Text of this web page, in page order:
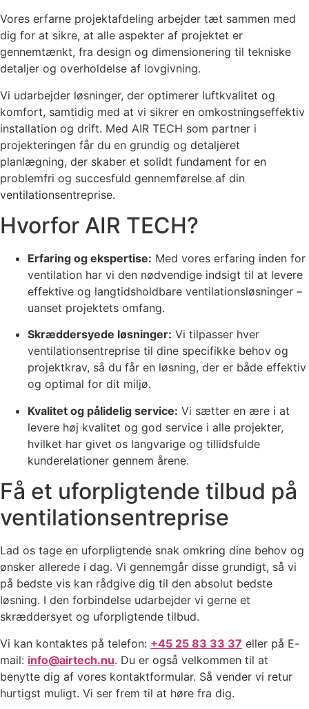
Vores erfarne projektafdeling arbejder tæt sammen med
dig for at sikre, at alle aspekter af projektet er
gennemtænkt, fra design og dimensionering til tekniske
detaljer og overholdelse af lovgivning.
Vi udarbejder løsninger, der optimerer luftkvalitet og
komfort, samtidig med at vi sikrer en omkostningseffektiv
installation og drift. Med AIR TECH som partner i
projekteringen får du en grundig og detaljeret
planlægning, der skaber et solidt fundament for en
problemfri og succesfuld gennemførelse af din
ventilationsentreprise.
Hvorfor AIR TECH?
Erfaring og ekspertise: Med vores erfaring inden for
ventilation har vi den nødvendige indsigt til at levere
effektive og langtidsholdbare ventilationsløsninger –
uanset projektets omfang.
Skræddersyede løsninger: Vi tilpasser hver
ventilationsentreprise til dine specifikke behov og
projektkrav, så du får en løsning, der er både effektiv
og optimal for dit miljø.
Kvalitet og pålidelig service: Vi sætter en ære i at
levere høj kvalitet og god service i alle projekter,
hvilket har givet os langvarige og tillidsfulde
kunderelationer gennem årene.
Få et uforpligtende tilbud på
ventilations­entreprise
Lad os tage en uforpligtende snak omkring dine behov og
ønsker allerede i dag. Vi gennemgår disse grundigt, så vi
på bedste vis kan rådgive dig til den absolut bedste
løsning. I den forbindelse udarbejder vi gerne et
skræddersyet og uforpligtende tilbud.
Vi kan kontaktes på telefon: +45 25 83 33 37 eller på E-
mail: info@airtech.nu. Du er også velkommen til at
benytte dig af vores kontaktformular. Så vender vi retur
hurtigst muligt. Vi ser frem til at høre fra dig.